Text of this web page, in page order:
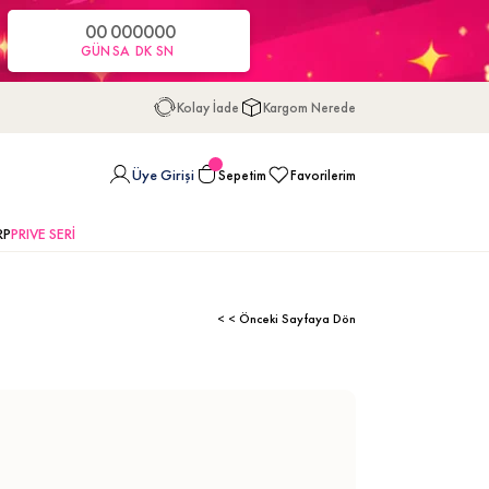
00
GÜN
00
SA
00
DK
00
SN
Kolay İade Kargom Nerede
Üye Girişi Sepetim Favorilerim
PRIVE SERİ
< < Önceki Sayfaya Dön